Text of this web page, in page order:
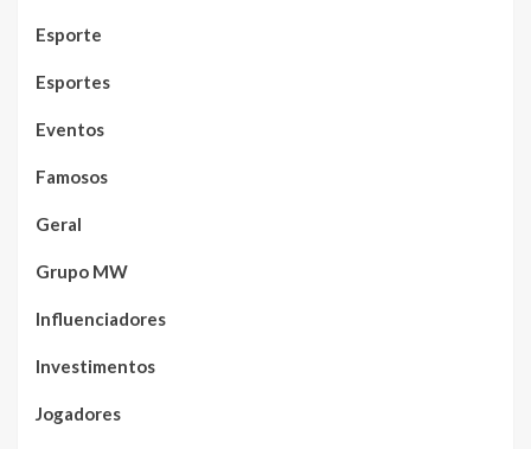
Esporte
Esportes
Eventos
Famosos
Geral
Grupo MW
Influenciadores
Investimentos
Jogadores